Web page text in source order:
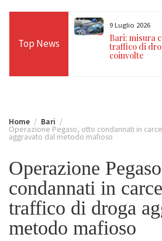
Top News
campi rom e
17 denunce e
9 Luglio 2026
Bari: misura
traffico di
coinvolte
Home Bari
Operazione Pegaso, otto condannati in
aggravato dal metodo mafioso
Operazione
condannati in
traffico di droga
metodo mafioso